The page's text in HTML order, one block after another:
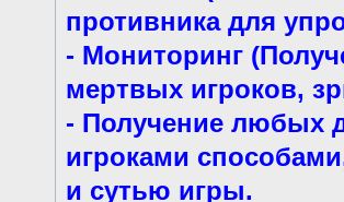
противника для
- Мониторинг
мертвых игроков,
- Получение любых
игроками
и сутью игры.